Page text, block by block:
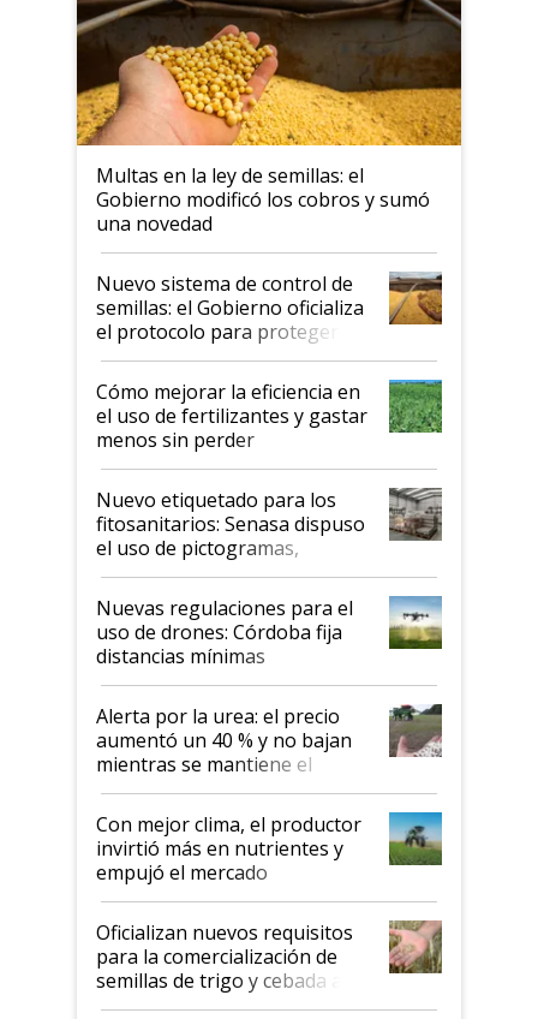
Multas en la ley de semillas: el
Gobierno modificó los cobros y sumó
una novedad
Nuevo sistema de control de
semillas: el Gobierno oficializa
el protocolo para proteger la
propiedad intelectual
Cómo mejorar la eficiencia en
el uso de fertilizantes y gastar
menos sin perder
productividad en la campaña
fina
Nuevo etiquetado para los
fitosanitarios: Senasa dispuso
el uso de pictogramas,
palabras de advertencia e
indicaciones
Nuevas regulaciones para el
uso de drones: Córdoba fija
distancias mínimas
Alerta por la urea: el precio
aumentó un 40 % y no bajan
mientras se mantiene el
conflicto en Medio Oriente
Con mejor clima, el productor
invirtió más en nutrientes y
empujó el mercado
Oficializan nuevos requisitos
para la comercialización de
semillas de trigo y cebada a
granel